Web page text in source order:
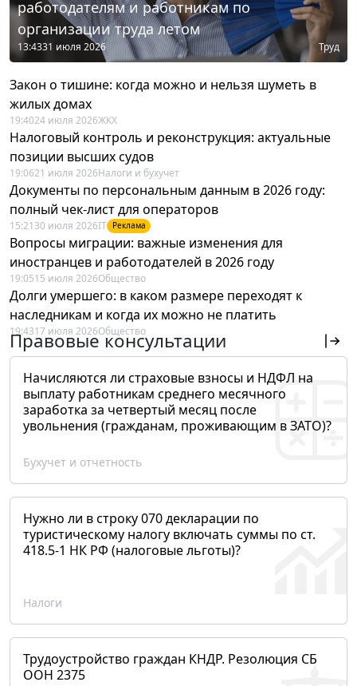
работодателям и работникам по
организации труда летом
13:4331 июля 2026 Труд
Закон о тишине: когда можно и нельзя шуметь в
жилых домах
19:4024 июля 2026ЖКХ
Налоговый контроль и реконструкция: актуальные
позиции высших судов
19:0621 июля 2026Налоги и бухучет
Документы по персональным данным в 2026 году:
полный чек-лист для операторов
15:21 30 июля 2026IT Реклама
Вопросы миграции: важные изменения для
иностранцев и работодателей в 2026 году
19:0515 июля 2026Общество
Долги умершего: в каком размере переходят к
наследникам и когда их можно не платить
19:4317 июля 2026Общество
Правовые консультации
Начисляются ли страховые взносы и НДФЛ на
выплату работникам среднего месячного
заработка за четвертый месяц после
увольнения (гражданам, проживающим в ЗАТО)?
Бухучет и отчетность
Нужно ли в строку 070 декларации по
туристическому налогу включать суммы по ст.
418.5-1 НК РФ (налоговые льготы)?
Налоги
Трудоустройство граждан КНДР. Резолюция СБ
ООН 2375